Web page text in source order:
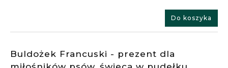
Do koszyka
Buldożek Francuski - prezent dla